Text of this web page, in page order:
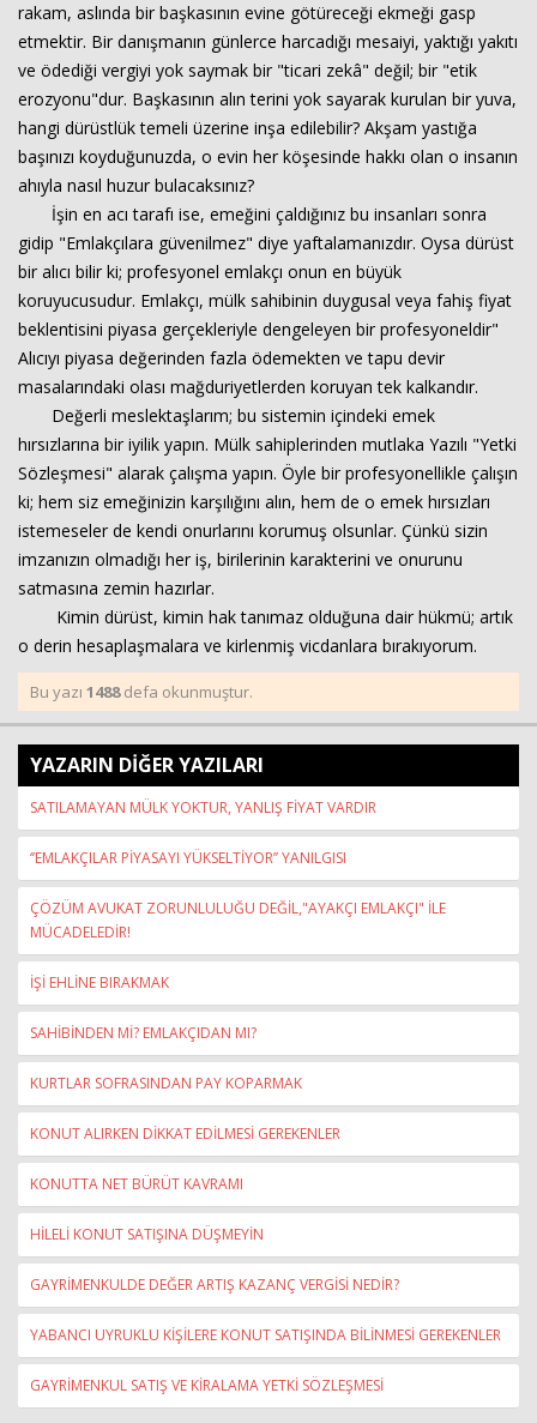
rakam, aslında bir başkasının evine götüreceği ekmeği gasp
etmektir. Bir danışmanın günlerce harcadığı mesaiyi, yaktığı yakıtı
ve ödediği vergiyi yok saymak bir "ticari zekâ" değil; bir "etik
erozyonu"dur. Başkasının alın terini yok sayarak kurulan bir yuva,
hangi dürüstlük temeli üzerine inşa edilebilir? Akşam yastığa
başınızı koyduğunuzda, o evin her köşesinde hakkı olan o insanın
ahıyla nasıl huzur bulacaksınız?
İşin en acı tarafı ise, emeğini çaldığınız bu insanları sonra
gidip "Emlakçılara güvenilmez" diye yaftalamanızdır. Oysa dürüst
bir alıcı bilir ki; profesyonel emlakçı onun en büyük
koruyucusudur. Emlakçı, mülk sahibinin duygusal veya fahiş fiyat
beklentisini piyasa gerçekleriyle dengeleyen bir profesyoneldir"
Alıcıyı piyasa değerinden fazla ödemekten ve tapu devir
masalarındaki olası mağduriyetlerden koruyan tek kalkandır.
Değerli meslektaşlarım; bu sistemin içindeki emek
hırsızlarına bir iyilik yapın. Mülk sahiplerinden mutlaka Yazılı "Yetki
Sözleşmesi" alarak çalışma yapın. Öyle bir profesyonellikle çalışın
ki; hem siz emeğinizin karşılığını alın, hem de o emek hırsızları
istemeseler de kendi onurlarını korumuş olsunlar. Çünkü sizin
imzanızın olmadığı her iş, birilerinin karakterini ve onurunu
satmasına zemin hazırlar.
Kimin dürüst, kimin hak tanımaz olduğuna dair hükmü; artık
o derin hesaplaşmalara ve kirlenmiş vicdanlara bırakıyorum.
Bu yazı 1488defa okunmuştur.
YAZARIN DİĞER YAZILARI
SATILAMAYAN MÜLK YOKTUR, YANLIŞ FİYAT VARDIR
‘’EMLAKÇILAR PİYASAYI YÜKSELTİYOR’’ YANILGISI
ÇÖZÜM AVUKAT ZORUNLULUĞU DEĞİL,"AYAKÇI EMLAKÇI" İLE
MÜCADELEDİR!
İŞİ EHLİNE BIRAKMAK
SAHİBİNDEN Mİ? EMLAKÇIDAN MI?
KURTLAR SOFRASINDAN PAY KOPARMAK
KONUT ALIRKEN DİKKAT EDİLMESİ GEREKENLER
KONUTTA NET BÜRÜT KAVRAMI
HİLELİ KONUT SATIŞINA DÜŞMEYİN
GAYRİMENKULDE DEĞER ARTIŞ KAZANÇ VERGİSİ NEDİR?
YABANCI UYRUKLU KİŞİLERE KONUT SATIŞINDA BİLİNMESİ GEREKENLER
GAYRİMENKUL SATIŞ VE KİRALAMA YETKİ SÖZLEŞMESİ